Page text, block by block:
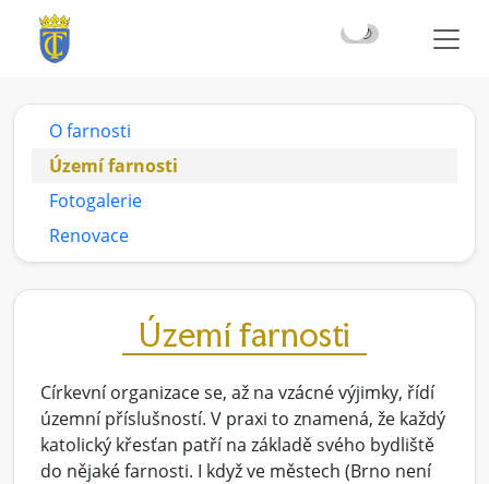
☀️ 🌙
O farnosti
Území farnosti
Fotogalerie
Renovace
Území farnosti
Církevní organizace se, až na vzácné výjimky, řídí
územní příslušností. V praxi to znamená, že každý
katolický křesťan patří na základě svého bydliště
do nějaké farnosti. I když ve městech (Brno není